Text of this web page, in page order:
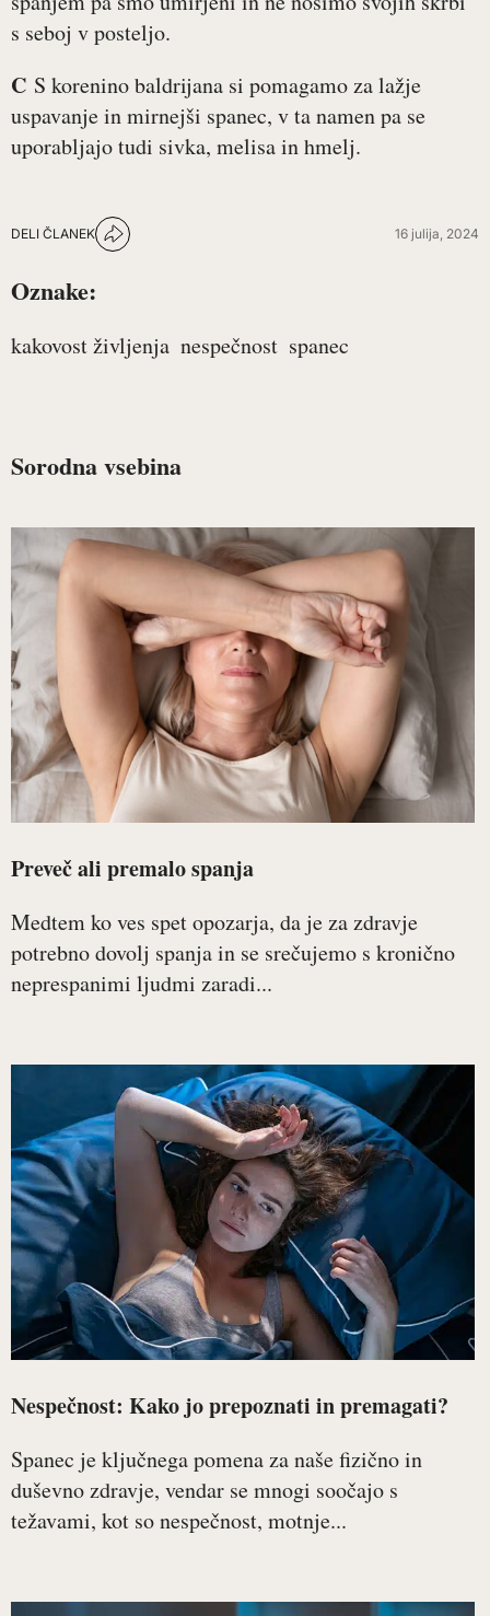
s seboj v posteljo.
C S korenino baldrijana si pomagamo za lažje
uspavanje in mirnejši spanec, v ta namen pa se
uporabljajo tudi sivka, melisa in hmelj.
DELI ČLANEK 16 julija, 2024
Oznake:
kakovost življenja nespečnost spanec
Sorodna vsebina
Preveč ali premalo spanja
Medtem ko ves spet opozarja, da je za zdravje
potrebno dovolj spanja in se srečujemo s kronično
neprespanimi ljudmi zaradi...
Nespečnost: Kako jo prepoznati in premagati?
Spanec je ključnega pomena za naše fizično in
duševno zdravje, vendar se mnogi soočajo s
težavami, kot so nespečnost, motnje...